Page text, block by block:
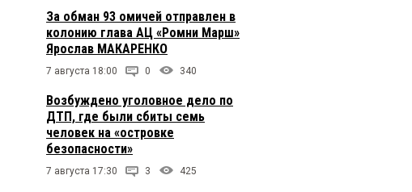
За обман 93 омичей отправлен в
колонию глава АЦ «Ромни Марш»
Ярослав МАКАРЕНКО
7 августа 18:00 0 340
Возбуждено уголовное дело по
ДТП, где были сбиты семь
человек на «островке
безопасности»
7 августа 17:30 3 425